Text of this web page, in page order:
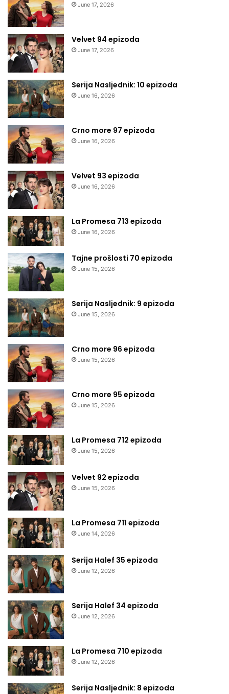
June 17, 2026
Velvet 94 epizoda
June 17, 2026
Serija Nasljednik: 10 epizoda
June 16, 2026
Crno more 97 epizoda
June 16, 2026
Velvet 93 epizoda
June 16, 2026
La Promesa 713 epizoda
June 16, 2026
Tajne prošlosti 70 epizoda
June 15, 2026
Serija Nasljednik: 9 epizoda
June 15, 2026
Crno more 96 epizoda
June 15, 2026
Crno more 95 epizoda
June 15, 2026
La Promesa 712 epizoda
June 15, 2026
Velvet 92 epizoda
June 15, 2026
La Promesa 711 epizoda
June 14, 2026
Serija Halef 35 epizoda
June 12, 2026
Serija Halef 34 epizoda
June 12, 2026
La Promesa 710 epizoda
June 12, 2026
Serija Nasljednik: 8 epizoda